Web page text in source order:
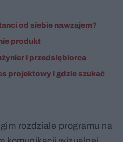
od siebie nawzajem?
produkt
i przedsiębiorca
projektowy i gdzie szukać
rozdziale programu na